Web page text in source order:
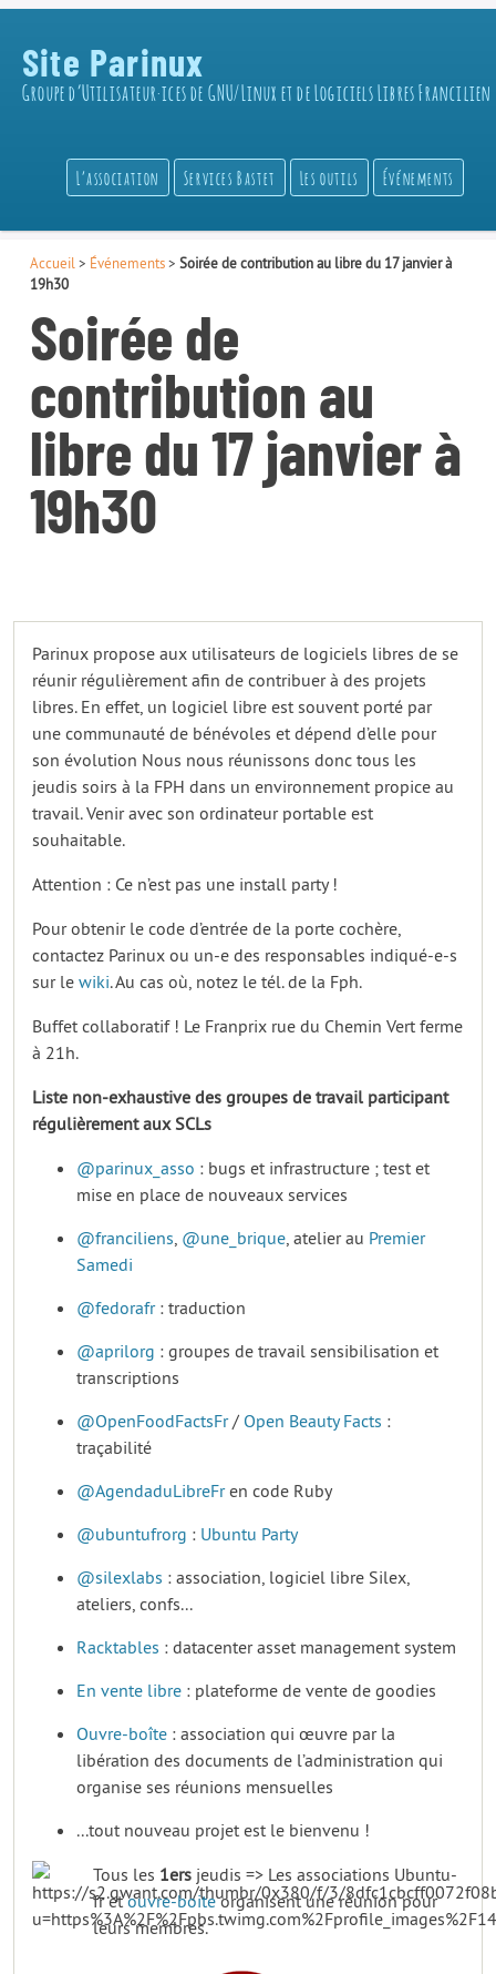
Site Parinux
Groupe d’Utilisateur·ices de GNU/Linux et de Logiciels Libres Francilien
L’association Services Bastet Les outils Événements
Accueil > Événements> Soirée de contribution au libre du 17 janvier à
19h30
Soirée de
contribution au
libre du 17 janvier à
19h30
Parinux propose aux utilisateurs de logiciels libres de se
réunir régulièrement afin de contribuer à des projets
libres. En effet, un logiciel libre est souvent porté par
une communauté de bénévoles et dépend d’elle pour
son évolution Nous nous réunissons donc tous les
jeudis soirs à la FPH dans un environnement propice au
travail. Venir avec son ordinateur portable est
souhaitable.
Attention : Ce n’est pas une install party !
Pour obtenir le code d’entrée de la porte cochère,
contactez Parinux ou un-e des responsables indiqué-e-s
sur le wiki. Au cas où, notez le tél. de la Fph.
Buffet collaboratif ! Le Franprix rue du Chemin Vert ferme
à 21h.
Liste non-exhaustive des groupes de travail participant
régulièrement aux SCLs
@parinux_asso : bugs et infrastructure ; test et
mise en place de nouveaux services
@franciliens, @une_brique, atelier au Premier
Samedi
@fedorafr: traduction
@aprilorg : groupes de travail sensibilisation et
transcriptions
@OpenFoodFactsFr/ Open Beauty Facts :
traçabilité
@AgendaduLibreFren code Ruby
@ubuntufrorg : Ubuntu Party
@silexlabs : association, logiciel libre Silex,
ateliers, confs...
Racktables : datacenter asset management system
En vente libre : plateforme de vente de goodies
Ouvre-boîte : association qui œuvre par la
libération des documents de l’administration qui
organise ses réunions mensuelles
...tout nouveau projet est le bienvenu !
Tous les 1ers jeudis => Les associations Ubuntu-
fr etouvre-boiteorganisent une réunion pour
leurs membres.